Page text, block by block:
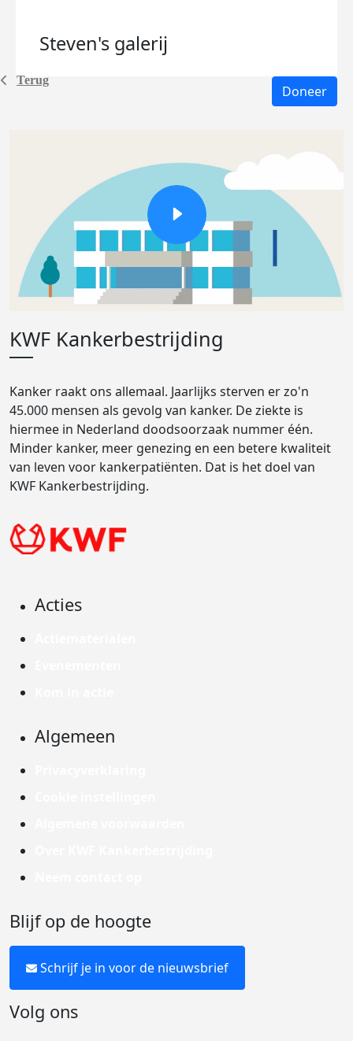
Terug
Steven's galerij
Doneer
KWF Kankerbestrijding
Kanker raakt ons allemaal. Jaarlijks sterven er zo'n
45.000 mensen als gevolg van kanker. De ziekte is
hiermee in Nederland doodsoorzaak nummer één.
Minder kanker, meer genezing en een betere kwaliteit
van leven voor kankerpatiënten. Dat is het doel van
KWF Kankerbestrijding.
Acties
Algemeen
Blijf op de hoogte
Schrijf je in voor de nieuwsbrief
Volg ons